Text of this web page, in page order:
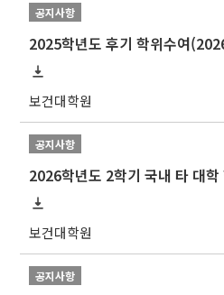
공지사항
보건대학원
공지사항
2026학년도 2학기 국내 타 대
보건대학원
공지사항